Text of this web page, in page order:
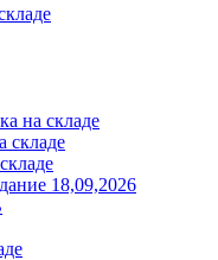
на складе
складе
18,09,2026